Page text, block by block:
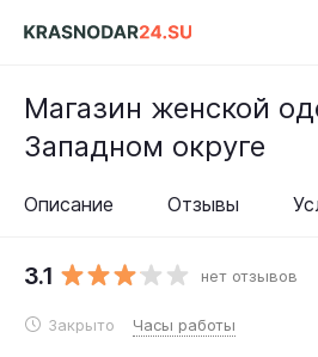
Магазин женской
Западном округе
Описание Отзывы
3.1 нет отзывов
Часы работы
Закрыто